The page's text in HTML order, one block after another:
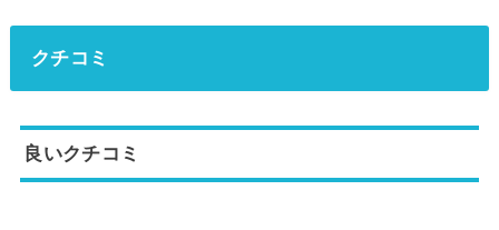
クチコミ
良いクチコミ